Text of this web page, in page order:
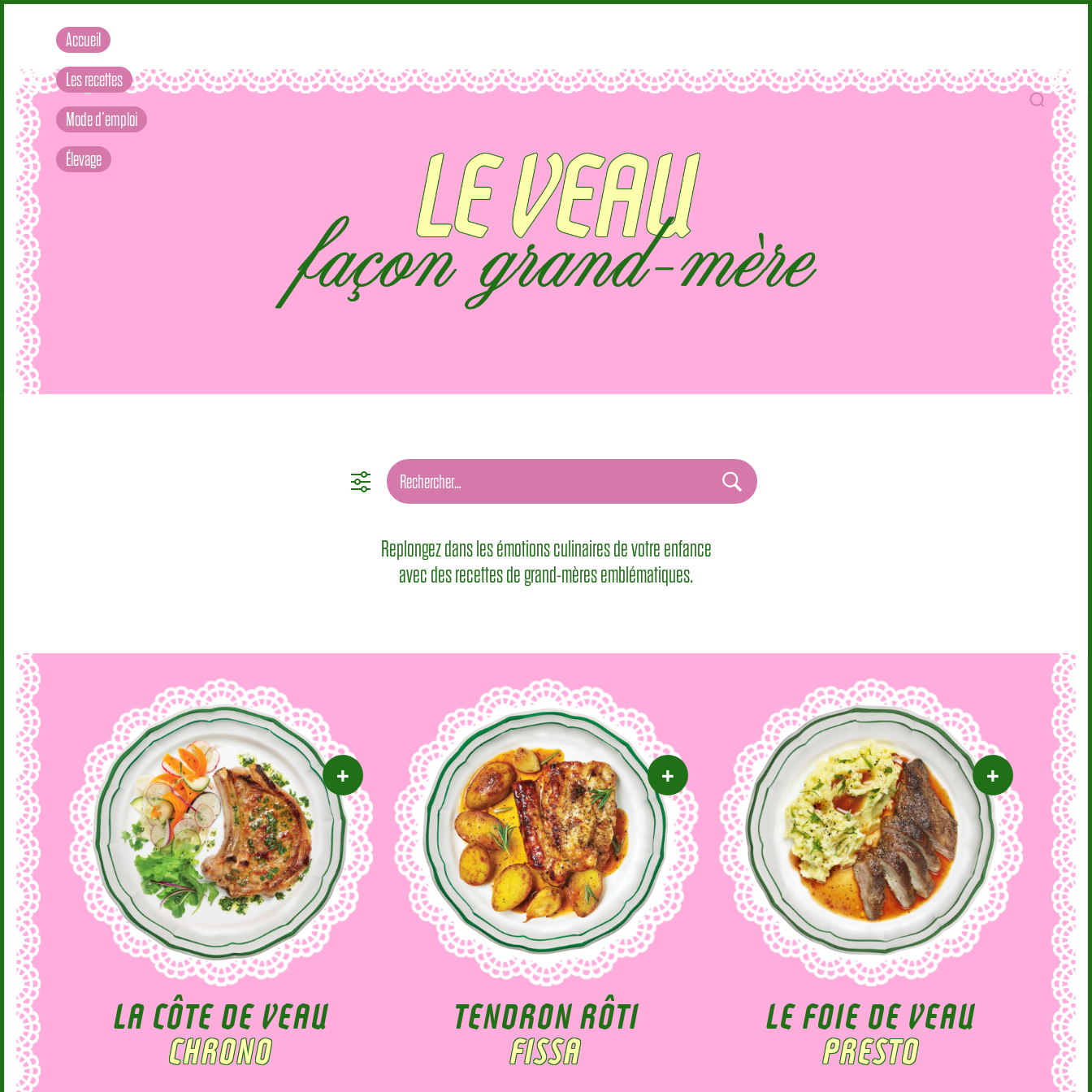
Accueil
Les recettes
Mode d’emploi
Élevage
Replongez dans les émotions culinaires de votre enfance
avec des recettes de grand-mères emblématiques.
LA CÔTE DE VEAU
CHRONO
TENDRON RÔTI
FISSA
LE FOIE DE VEAU
PRESTO